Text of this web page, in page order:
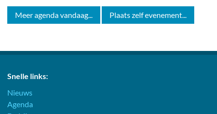
Meer agenda vandaag... Plaats zelf evenement...
Snelle links:
Nieuws
Agenda